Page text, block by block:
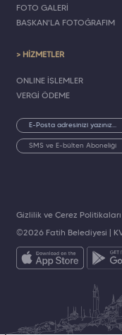
FOTO GALERİ
BAŞKAN'LA FOTOĞRAFIM
> HİZMETLER
ONLINE İŞLEMLER
VERGİ ÖDEME
SMS ve E-bülten Aboneliği
©2026 Fatih Belediyesi |
Gizlilik ve Çerez Politikaları